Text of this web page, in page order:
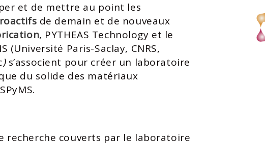
et de mettre au point les
de demain et de nouveaux
, PYTHEAS Technology et le
(Université Paris-Saclay, CNRS,
)s’associent pour créer un laboratoire
du solide des matériaux
recherche couverts par le laboratoire